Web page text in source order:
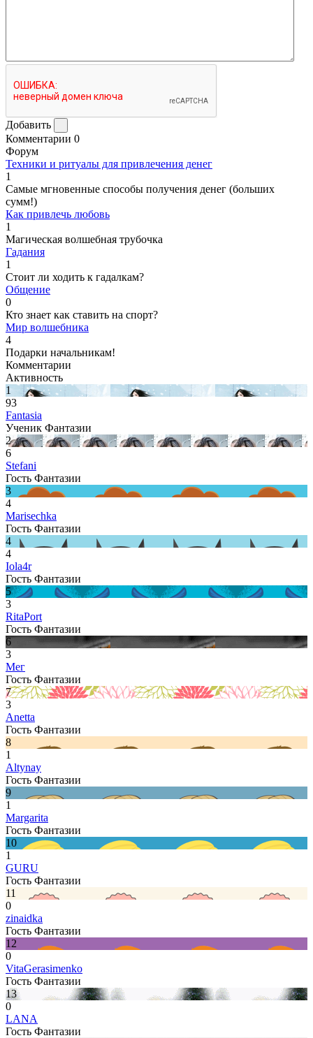
Добавить
Комментарии 0
Форум
Техники и ритуалы для привлечения денег
1
Самые мгновенные способы получения денег (больших
сумм!)
Как привлечь любовь
1
Магическая волшебная трубочка
Гадания
1
Стоит ли ходить к гадалкам?
Общение
0
Кто знает как ставить на спорт?
Мир волшебника
4
Подарки начальникам!
Комментарии
Активность
1
93
Fantasia
Ученик Фантазии
2
6
Stefani
Гость Фантазии
3
4
Marisechka
Гость Фантазии
4
4
Iola4r
Гость Фантазии
5
3
RitaPort
Гость Фантазии
6
3
Мег
Гость Фантазии
7
3
Anetta
Гость Фантазии
8
1
Altynay
Гость Фантазии
9
1
Margarita
Гость Фантазии
10
1
GURU
Гость Фантазии
11
0
zinaidka
Гость Фантазии
12
0
VitaGerasimenko
Гость Фантазии
13
0
LANA
Гость Фантазии